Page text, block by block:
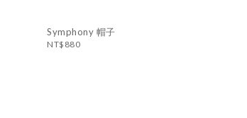
Symphony 帽子
NT$880